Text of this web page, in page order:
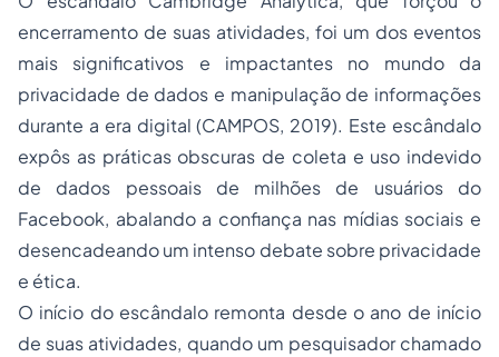
encerramento de suas atividades, foi um dos eventos
mais significativos e impactantes no mundo da
privacidade de dados e manipulação de informações
durante a era digital (CAMPOS, 2019). Este escândalo
expôs as práticas obscuras de coleta e uso indevido
de dados pessoais de milhões de usuários do
Facebook, abalando a confiança nas mídias sociais e
desencadeando um intenso debate sobre privacidade
e ética.
O início do escândalo remonta desde o ano de início
de suas atividades, quando um pesquisador chamado